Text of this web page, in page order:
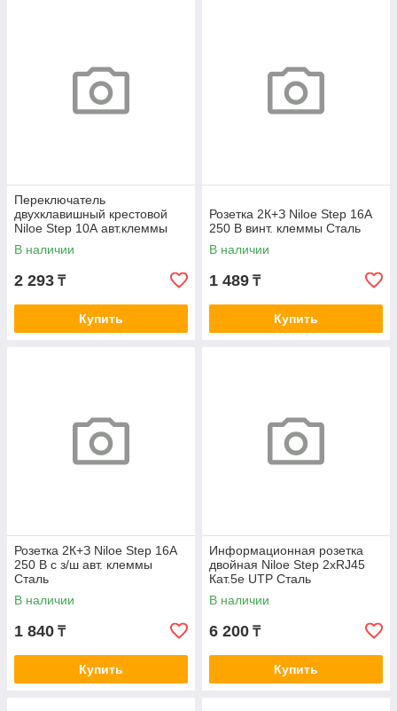
Переключатель
двухклавишный крестовой
Niloe Step 10А авт.клеммы
Сталь
В наличии
2 293 ₸
Купить
Розетка 2К+З Niloe Step 16А
250 В винт. клеммы Сталь
В наличии
1 489 ₸
Купить
Розетка 2К+З Niloe Step 16А
250 В с з/ш авт. клеммы
Сталь
В наличии
1 840 ₸
Купить
Информационная розетка
двойная Niloe Step 2хRJ45
Кат.5e UTP Сталь
В наличии
6 200 ₸
Купить